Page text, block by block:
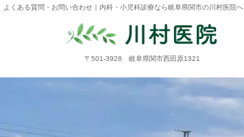
よくある質問・お問い合わせ｜内科・小児科診療なら岐阜県関市の川村医院へ
〒501-3928 岐阜県関市西田原1321